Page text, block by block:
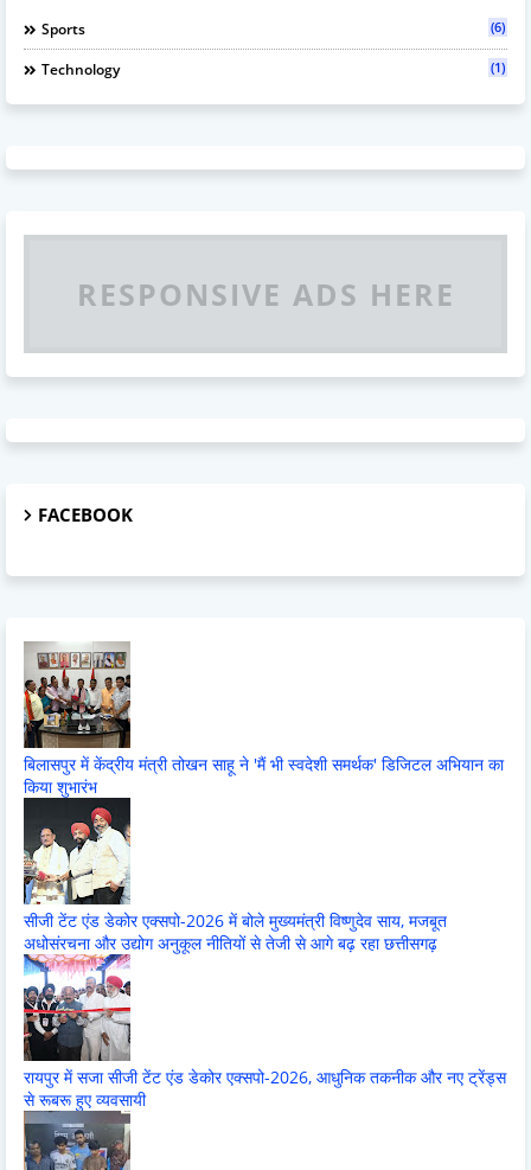
Sports (6)
Technology (1)
RESPONSIVE ADS HERE
FACEBOOK
बिलासपुर में केंद्रीय मंत्री तोखन साहू ने 'मैं भी स्वदेशी समर्थक' डिजिटल अभियान का
किया शुभारंभ
सीजी टेंट एंड डेकोर एक्सपो-2026 में बोले मुख्यमंत्री विष्णुदेव साय, मजबूत
अधोसंरचना और उद्योग अनुकूल नीतियों से तेजी से आगे बढ़ रहा छत्तीसगढ़
रायपुर में सजा सीजी टेंट एंड डेकोर एक्सपो-2026, आधुनिक तकनीक और नए ट्रेंड्स
से रूबरू हुए व्यवसायी